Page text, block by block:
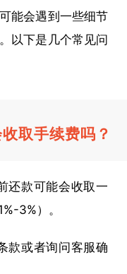
能会遇到一些细节
以下是几个常见问
取手续费吗？
还款可能会收取一
3%）。
款或者询问客服确